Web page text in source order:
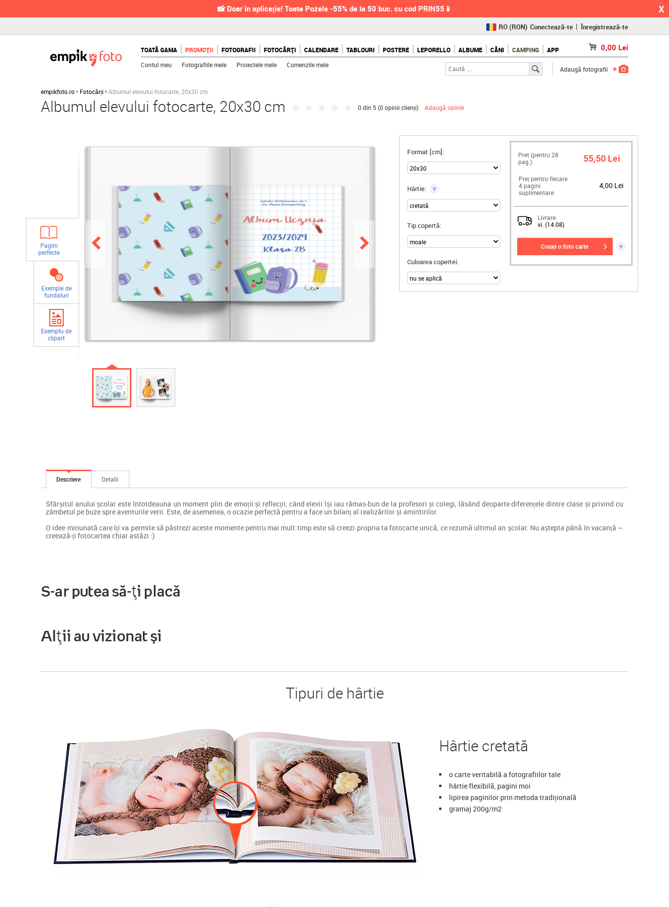
📸 Doar în aplicație! Toate Pozele -55% de la 50 buc. cu cod PRIN55📱 X
(KČ)
SK(€)
RO(RON) Conectează-te Înregistrează-te
TOATĂ GAMA PROMOȚII FOTOGRAFII FOTOCĂRȚI CALENDARE TABLOURI POSTERE LEPORELLO ALBUME CĂNI CAMPING APP 0,00 Lei
Contul meu Fotografiile mele Proiectele mele Comenzile mele
Adaugă fotografii
empikfoto.ro Fotocărți Albumul elevului fotocarte, 20x30 cm
Albumul elevului fotocarte, 20x30 cm 0 din 5 (0 opinii clienți) Adaugă opinie
Pagini
perfecte
Exemple de
fundaluri
Exemplu de
clipart
Format [cm]:
Hârtie: ?
Tip copertă:
Culoarea copertei:
Pret (pentru 28
pag.):
55,50 Lei
Preț pentru fiecare
4 pagini
suplimentare:
4,00 Lei
Livrare:
vi. (14.08)
creați o foto carte ?
Descriere Detalii
Sfârșitul anului școlar este întotdeauna un moment plin de emoții și reflecții, când elevii își iau rămas-bun de la profesori și colegi, lăsând deoparte diferențele dintre clase și privind cu
zâmbetul pe buze spre aventurile verii. Este, de asemenea, o ocazie perfectă pentru a face un bilanț al realizărilor și amintirilor.
O idee minunată care îți va permite să păstrezi aceste momente pentru mai mult timp este să creezi propria ta fotocarte unică, ce rezumă ultimul an școlar. Nu aștepta până în vacanță —
creează-ți fotocartea chiar astăzi :)
S-ar putea să-ți placă
Alții au vizionat și
Tipuri de hârtie
Hârtie cretată
o carte veritabilă a fotografiilor tale
hârtie flexibilă, pagini moi
lipirea paginilor prin metoda tradițională
gramaj 200g/m2